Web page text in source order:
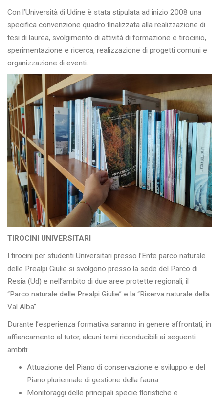
Con l’Università di Udine è stata stipulata ad inizio 2008 una
specifica convenzione quadro finalizzata alla realizzazione di
tesi di laurea, svolgimento di attività di formazione e tirocinio,
sperimentazione e ricerca, realizzazione di progetti comuni e
organizzazione di eventi.
TIROCINI UNIVERSITARI
I tirocini per studenti Universitari presso l’Ente parco naturale
delle Prealpi Giulie si svolgono presso la sede del Parco di
Resia (Ud) e nell’ambito di due aree protette regionali, il
“Parco naturale delle Prealpi Giulie” e la “Riserva naturale della
Val Alba”.
Durante l’esperienza formativa saranno in genere affrontati, in
affiancamento al tutor, alcuni temi riconducibili ai seguenti
ambiti:
Attuazione del Piano di conservazione e sviluppo e del
Piano pluriennale di gestione della fauna
Monitoraggi delle principali specie floristiche e